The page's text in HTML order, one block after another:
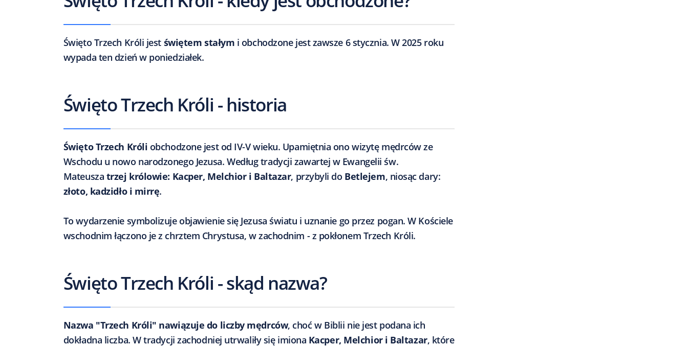
Święto Trzech Króli jest świętem stałym i obchodzone jest zawsze 6 stycznia. W 2025 roku
wypada ten dzień w poniedziałek.
Święto Trzech Króli - historia
Święto Trzech Króli obchodzone jest od IV-V wieku. Upamiętnia ono wizytę mędrców ze
Wschodu u nowo narodzonego Jezusa. Według tradycji zawartej w Ewangelii św.
Mateusza trzej królowie: Kacper, Melchior i Baltazar, przybyli do Betlejem, niosąc dary:
złoto, kadzidło i mirrę.
To wydarzenie symbolizuje objawienie się Jezusa światu i uznanie go przez pogan. W Kościele
wschodnim łączono je z chrztem Chrystusa, w zachodnim - z pokłonem Trzech Króli.
Święto Trzech Króli - skąd nazwa?
Nazwa "Trzech Króli" nawiązuje do liczby mędrców, choć w Biblii nie jest podana ich
dokładna liczba. W tradycji zachodniej utrwaliły się imiona Kacper, Melchior i Baltazar, które